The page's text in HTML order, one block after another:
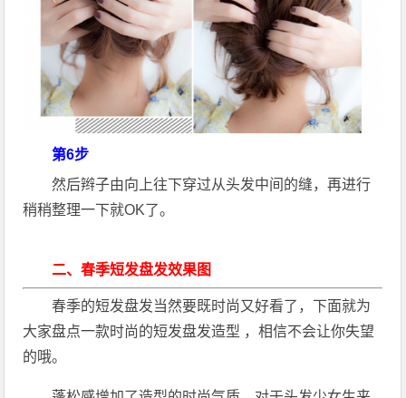
第6步
然后辫子由向上往下穿过从头发中间的缝，再进行
稍稍整理一下就OK了。
二、春季短发盘发效果图
春季的短发盘发当然要既时尚又好看了，下面就为
大家盘点一款时尚的短发盘发造型 ，相信不会让你失望
的哦。